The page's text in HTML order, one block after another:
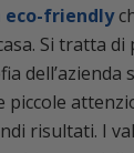
eco-friendly
Si tratta
dell’azienda
piccole
risultati. I